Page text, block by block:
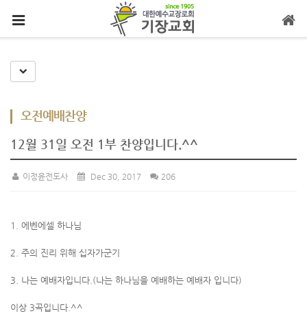
Toggle Dropdown
오전예배찬양
12월 31일 오전 1부 찬양입니다.^^
이정윤전도사 Dec 30, 2017 206
1. 에벤에셀 하나님
2. 주의 진리 위해 십자가군기
3. 나는 예배자입니다.(나는 하나님을 예배하는 예배자 입니다)
이상 3곡입니다.^^